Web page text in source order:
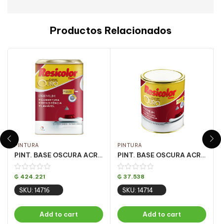
Productos Relacionados
PINTURA
PINT. BASE OSCURA ACRILICA OURO FOSCO 16.2LT
₲ 424.221
SKU: 14716
Add to cart
PINTURA
PINT. BASE OSCURA ACRILICA OURO FOSCO 810ML
₲ 37.538
SKU: 14714
Add to cart